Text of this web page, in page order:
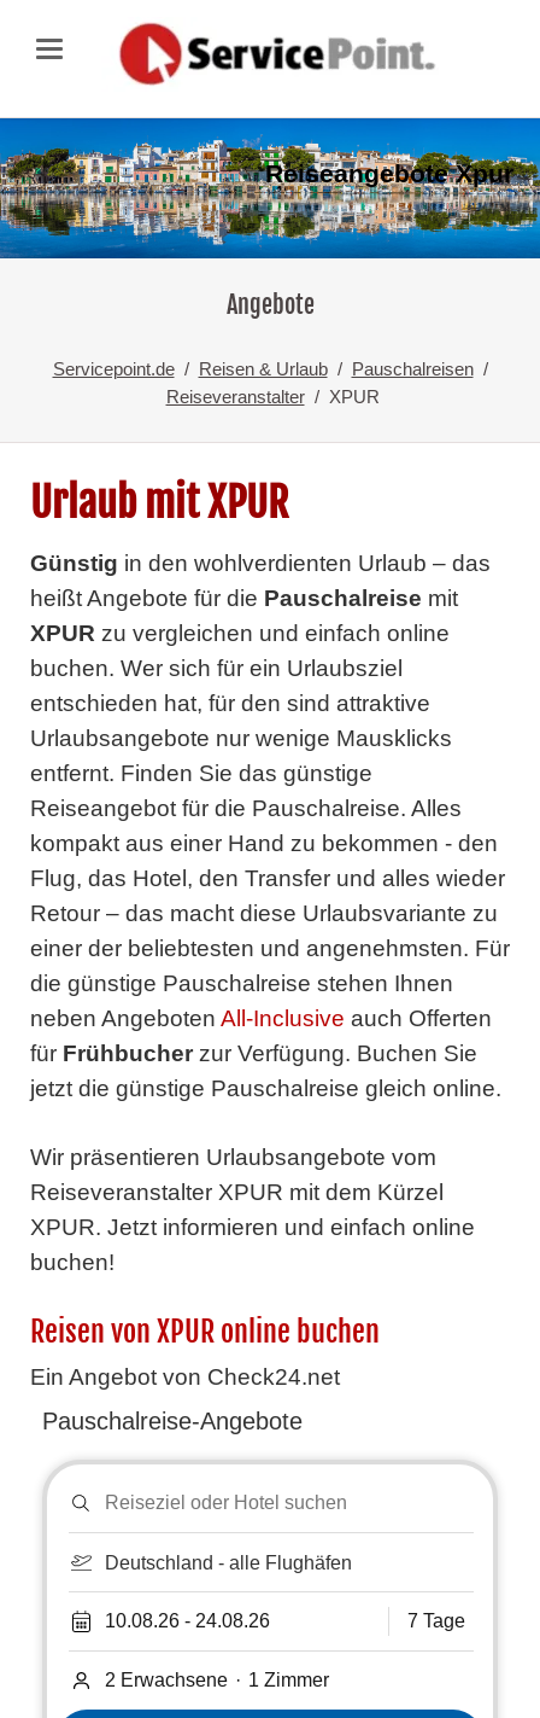
Reiseangebote Xpur
Angebote
Servicepoint.de Reisen & Urlaub
Pauschalreisen
Reiseveranstalter
XPUR
Urlaub mit XPUR
Günstig in den wohlverdienten Urlaub – das
heißt Angebote für die Pauschalreise mit
XPUR zu vergleichen und einfach online
buchen. Wer sich für ein Urlaubsziel
entschieden hat, für den sind attraktive
Urlaubsangebote nur wenige Mausklicks
entfernt. Finden Sie das günstige
Reiseangebot für die Pauschalreise. Alles
kompakt aus einer Hand zu bekommen - den
Flug, das Hotel, den Transfer und alles wieder
Retour – das macht diese Urlaubsvariante zu
einer der beliebtesten und angenehmsten. Für
die günstige Pauschalreise stehen Ihnen
neben Angeboten All-Inclusive auch Offerten
für Frühbucherzur Verfügung. Buchen Sie
jetzt die günstige Pauschalreise gleich online.
Wir präsentieren Urlaubsangebote vom
Reiseveranstalter XPUR mit dem Kürzel
XPUR. Jetzt informieren und einfach online
buchen!
Reisen von XPUR online buchen
Ein Angebot von Check24.net